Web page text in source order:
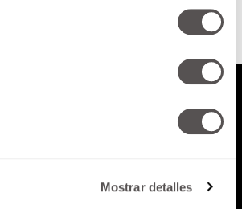
Mostrar detalles
Política de Privacidad